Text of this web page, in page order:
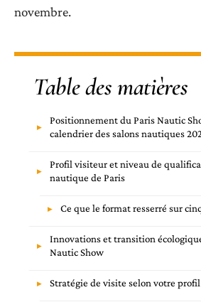
novembre.
Table des matières
Positionnement du Paris Nautic
calendrier des salons nautiques
Profil visiteur et niveau de
nautique de Paris
Ce que le format resserré sur
Innovations et transition
Nautic Show
Stratégie de visite selon votre